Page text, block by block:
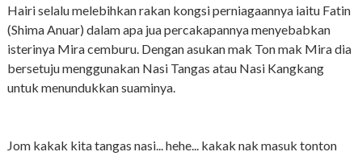
Hairi selalu melebihkan rakan kongsi perniagaannya iaitu Fatin
(Shima Anuar) dalam apa jua percakapannya menyebabkan
isterinya Mira cemburu. Dengan asukan mak Ton mak Mira dia
bersetuju menggunakan Nasi Tangas atau Nasi Kangkang
untuk menundukkan suaminya.
Jom kakak kita tangas nasi... hehe... kakak nak masuk tonton